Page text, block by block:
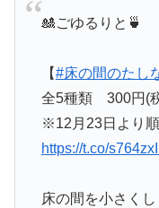
🎎ごゆるりと🍵
【#床の間のたし
全5種類 300円(
※12月23日より
https://t.co/
床の間を小さく